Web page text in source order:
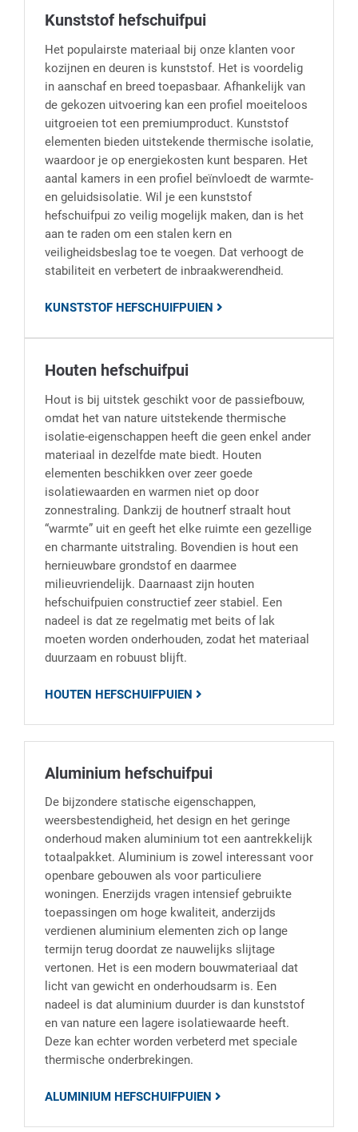
Kunststof hefschuifpui
Het populairste materiaal bij onze klanten voor
kozijnen en deuren is kunststof. Het is voordelig
in aanschaf en breed toepasbaar. Afhankelijk van
de gekozen uitvoering kan een profiel moeiteloos
uitgroeien tot een premiumproduct. Kunststof
elementen bieden uitstekende thermische isolatie,
waardoor je op energiekosten kunt besparen. Het
aantal kamers in een profiel beïnvloedt de warmte-
en geluidsisolatie. Wil je een kunststof
hefschuifpui zo veilig mogelijk maken, dan is het
aan te raden om een stalen kern en
veiligheidsbeslag toe te voegen. Dat verhoogt de
stabiliteit en verbetert de inbraakwerendheid.
KUNSTSTOF HEFSCHUIFPUIEN
Houten hefschuifpui
Hout is bij uitstek geschikt voor de passiefbouw,
omdat het van nature uitstekende thermische
isolatie-eigenschappen heeft die geen enkel ander
materiaal in dezelfde mate biedt. Houten
elementen beschikken over zeer goede
isolatiewaarden en warmen niet op door
zonnestraling. Dankzij de houtnerf straalt hout
“warmte” uit en geeft het elke ruimte een gezellige
en charmante uitstraling. Bovendien is hout een
hernieuwbare grondstof en daarmee
milieuvriendelijk. Daarnaast zijn houten
hefschuifpuien constructief zeer stabiel. Een
nadeel is dat ze regelmatig met beits of lak
moeten worden onderhouden, zodat het materiaal
duurzaam en robuust blijft.
HOUTEN HEFSCHUIFPUIEN
Aluminium hefschuifpui
De bijzondere statische eigenschappen,
weersbestendigheid, het design en het geringe
onderhoud maken aluminium tot een aantrekkelijk
totaalpakket. Aluminium is zowel interessant voor
openbare gebouwen als voor particuliere
woningen. Enerzijds vragen intensief gebruikte
toepassingen om hoge kwaliteit, anderzijds
verdienen aluminium elementen zich op lange
termijn terug doordat ze nauwelijks slijtage
vertonen. Het is een modern bouwmateriaal dat
licht van gewicht en onderhoudsarm is. Een
nadeel is dat aluminium duurder is dan kunststof
en van nature een lagere isolatiewaarde heeft.
Deze kan echter worden verbeterd met speciale
thermische onderbrekingen.
ALUMINIUM HEFSCHUIFPUIEN